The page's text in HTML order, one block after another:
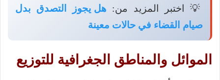
💡 اختبر المزيد من: هل يجوز التصدق بدل
صيام القضاء في حالات معينة
الموائل والمناطق الجغرافية للتوزيع